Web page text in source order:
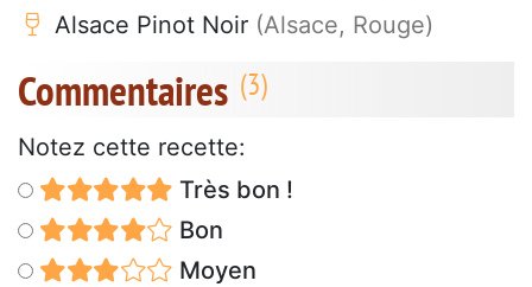
Alsace Pinot Noir (Alsace, Rouge)
Commentaires
Notez cette recette:
Très bon !
Bon
Moyen